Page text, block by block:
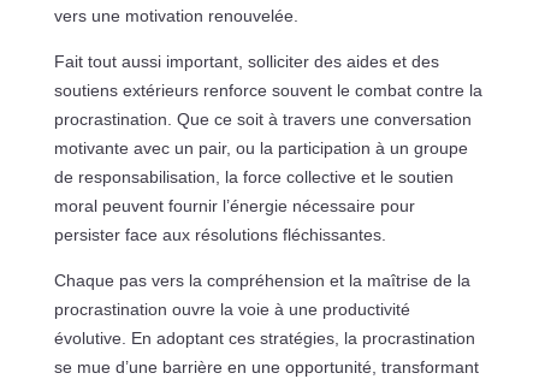
vers une motivation renouvelée.
Fait tout aussi important, solliciter des aides et des
soutiens extérieurs renforce souvent le combat contre la
procrastination. Que ce soit à travers une conversation
motivante avec un pair, ou la participation à un groupe
de responsabilisation, la force collective et le soutien
moral peuvent fournir l’énergie nécessaire pour
persister face aux résolutions fléchissantes.
Chaque pas vers la compréhension et la maîtrise de la
procrastination ouvre la voie à une productivité
évolutive. En adoptant ces stratégies, la procrastination
se mue d’une barrière en une opportunité, transformant